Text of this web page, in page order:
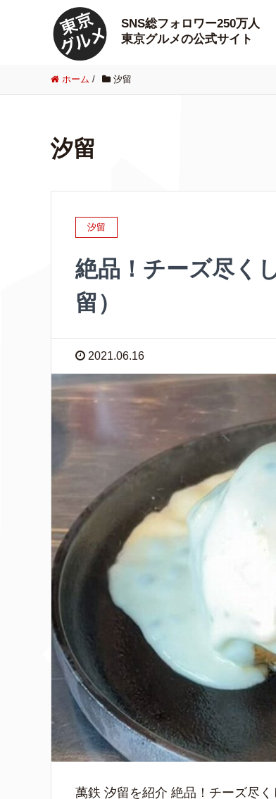
SNS総フォロワー250万人
東京グルメの公式サイト
ホーム / 汐留
汐留
汐留
絶品！チーズ尽く
留）
2021.06.16
萬鉄 汐留を紹介 絶品！チーズ尽